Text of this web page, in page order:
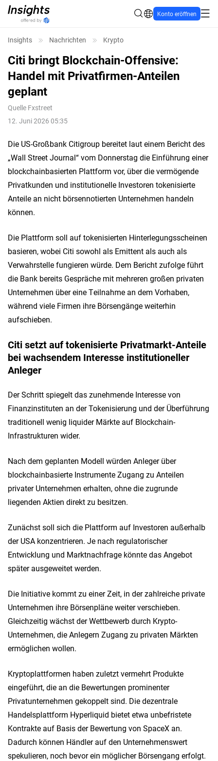
Konto eröffnen
Insights Nachrichten Krypto
Citi bringt Blockchain-Offensive:
Handel mit Privatfirmen-Anteilen
geplant
Quelle Fxstreet
12. Juni 2026 05:35
Die US-Großbank Citigroup bereitet laut einem Bericht des
„Wall Street Journal“ vom Donnerstag die Einführung einer
blockchainbasierten Plattform vor, über die vermögende
Privatkunden und institutionelle Investoren tokenisierte
Anteile an nicht börsennotierten Unternehmen handeln
können.
Die Plattform soll auf tokenisierten Hinterlegungsscheinen
basieren, wobei Citi sowohl als Emittent als auch als
Verwahrstelle fungieren würde. Dem Bericht zufolge führt
die Bank bereits Gespräche mit mehreren großen privaten
Unternehmen über eine Teilnahme an dem Vorhaben,
während viele Firmen ihre Börsengänge weiterhin
aufschieben.
Citi setzt auf tokenisierte Privatmarkt-Anteile
bei wachsendem Interesse institutioneller
Anleger
Der Schritt spiegelt das zunehmende Interesse von
Finanzinstituten an der Tokenisierung und der Überführung
traditionell wenig liquider Märkte auf Blockchain-
Infrastrukturen wider.
Nach dem geplanten Modell würden Anleger über
blockchainbasierte Instrumente Zugang zu Anteilen
privater Unternehmen erhalten, ohne die zugrunde
liegenden Aktien direkt zu besitzen.
Zunächst soll sich die Plattform auf Investoren außerhalb
der USA konzentrieren. Je nach regulatorischer
Entwicklung und Marktnachfrage könnte das Angebot
später ausgeweitet werden.
Die Initiative kommt zu einer Zeit, in der zahlreiche private
Unternehmen ihre Börsenpläne weiter verschieben.
Gleichzeitig wächst der Wettbewerb durch Krypto-
Unternehmen, die Anlegern Zugang zu privaten Märkten
ermöglichen wollen.
Kryptoplattformen haben zuletzt vermehrt Produkte
eingeführt, die an die Bewertungen prominenter
Privatunternehmen gekoppelt sind. Die dezentrale
Handelsplattform Hyperliquid bietet etwa unbefristete
Kontrakte auf Basis der Bewertung von SpaceX an.
Dadurch können Händler auf den Unternehmenswert
spekulieren, noch bevor ein möglicher Börsengang erfolgt.